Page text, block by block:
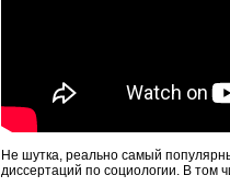
Не шутка, реально самый
диссертаций по социологии. В том